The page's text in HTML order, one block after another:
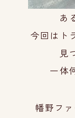
あ
今回はト
見
一体
幡野フ